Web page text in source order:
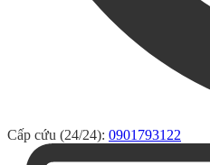
Cấp cứu (24/24): 0901793122